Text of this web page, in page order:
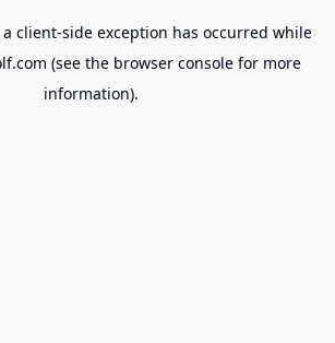
client-side exception has occurred while
(see the browser console for more
information).